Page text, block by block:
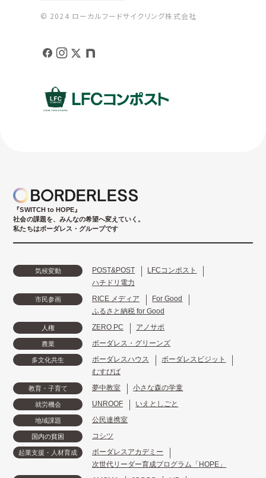
© 2024 ローカルフードサイクリング株式会社
『SWITCH to HOPE』
社会の課題を、みんなの希望へ変えていく。
私たちはボーダレス・グループです
気候変動 POST&POST
LFCコンポスト
ハチドリ電力
市民参画 RICE メディア
For Good
ふるさと納税 for Good
人権 ZERO PC アノサポ
農業 ボーダレス・グリーンズ
多文化共生 ボーダレスハウス
ボーダレスビジット
むすびば
教育・子育て 夢中教室 小さな森の学童
就労機会 UNROOF いえとしごと
地域課題 公民連携室
国内の貧困 コシツ
起業支援・人材育成
ボーダレスアカデミー
次世代リーダー育成プログラム「HOPE」